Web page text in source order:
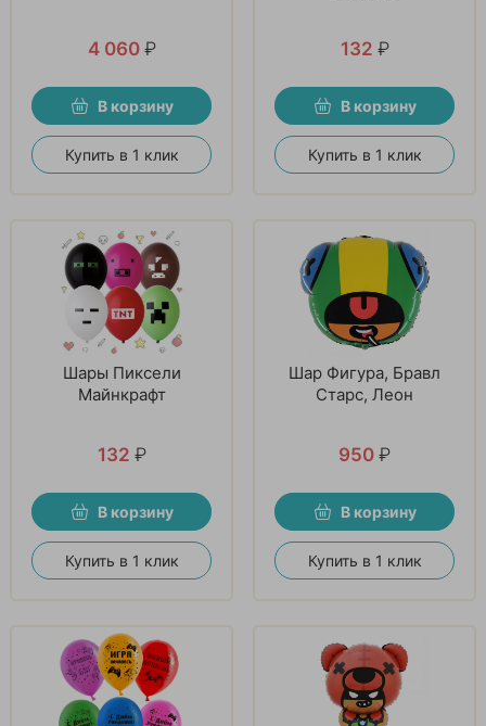
4 060 ₽
В корзину
Купить в 1 клик
132 ₽
В корзину
Купить в 1 клик
Шары Пиксели
Майнкрафт
132 ₽
В корзину
Купить в 1 клик
Шар Фигура, Бравл
Старс, Леон
950 ₽
В корзину
Купить в 1 клик